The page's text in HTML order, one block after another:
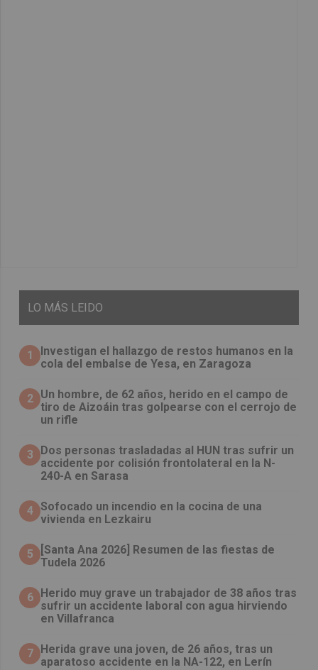
LO MÁS LEIDO
1
Investigan el hallazgo de restos humanos en la
cola del embalse de Yesa, en Zaragoza
2 Un hombre, de 62 años, herido en el campo de
tiro de Aizoáin tras golpearse con el cerrojo de
un rifle
3
​Dos personas trasladadas al HUN tras sufrir un
accidente por colisión frontolateral en la N-
240-A en Sarasa
4 Sofocado un incendio en la cocina de una
vivienda en Lezkairu
5
[Santa Ana 2026] Resumen de las fiestas de
Tudela 2026
6
Herido muy grave un trabajador de 38 años tras
sufrir un accidente laboral con agua hirviendo
en Villafranca
7
Herida grave una joven, de 26 años, tras un
aparatoso accidente en la NA-122, en Lerín